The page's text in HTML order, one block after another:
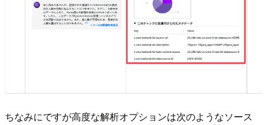
ちなみにですが高度な解析オプションは次のようなソース